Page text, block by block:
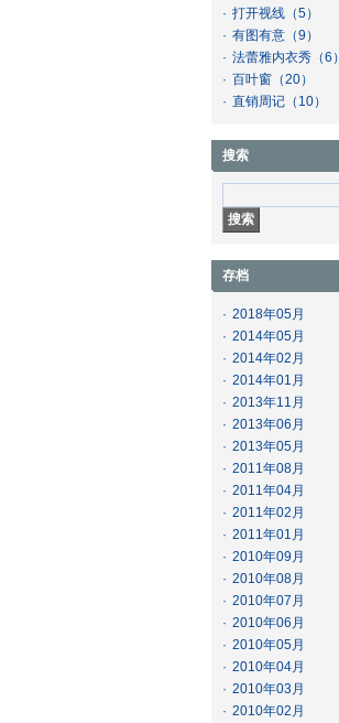
· 打开视线 （5）
· 有图有意 （9）
· 法蕾雅内衣秀 （6）
· 百叶窗 （20）
· 直销周记 （10）
搜索
存档
· 2018年05月
· 2014年05月
· 2014年02月
· 2014年01月
· 2013年11月
· 2013年06月
· 2013年05月
· 2011年08月
· 2011年04月
· 2011年02月
· 2011年01月
· 2010年09月
· 2010年08月
· 2010年07月
· 2010年06月
· 2010年05月
· 2010年04月
· 2010年03月
· 2010年02月